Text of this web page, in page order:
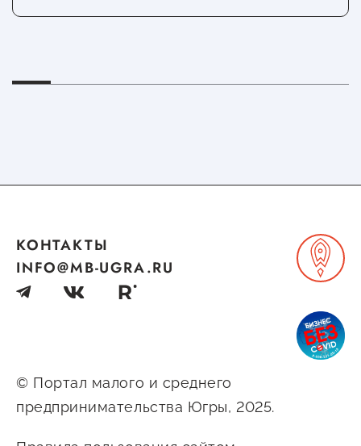
© Портал малого и среднего
предпринимательства Югры, 2025.
КОНТАКТЫ
INFO@MB-UGRA.RU